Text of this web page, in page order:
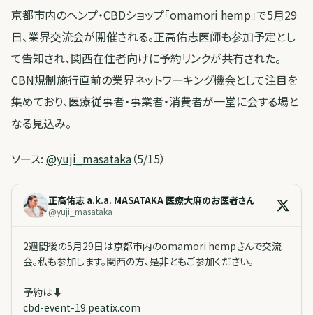
京都市内のヘンプ・CBDショップ「omamori hemp」で5月29
日、業界交流会が開催される。正高佑志医師も参加予定とし
て告知され、関西在住者向けに予約リンクが共有された。
CBN規制施行直前の業界ネットワーキング機会として注目を
集めており、医療従事者・事業者・消費者が一堂に会する場と
なる見込み。
ソース: @yuji_masataka（5/15）
正高佑志 a.k.a. MASATAKA 医療大麻のお医者さん
@yuji_masataka
2週間後の5月29日は京都市内のomamori hempさんで交流
会。私も参加します。関西の方、是非ともご参加ください。
予約は⬇️
cbd-event-19.peatix.com